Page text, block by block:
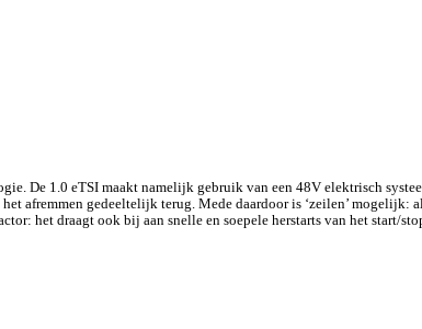
De 1.0 eTSI maakt namelijk gebruik van een 48V elektrisch
afremmen gedeeltelijk terug. Mede daardoor is ‘zeilen’ mogelijk:
het draagt ook bij aan snelle en soepele herstarts van het start/